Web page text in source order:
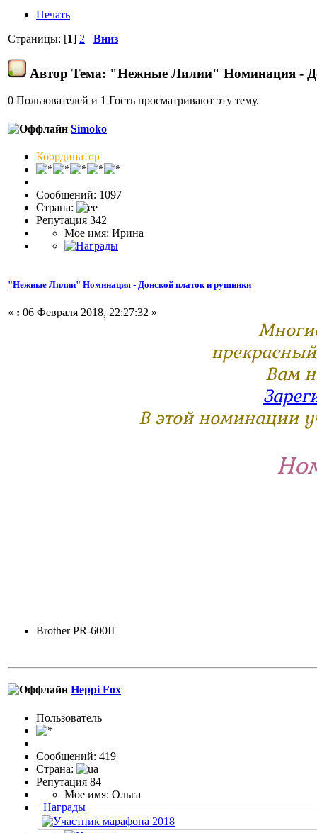
Печать
Страницы: [1] 2 Вниз
Автор Тема: "Нежные Лилии" Номинация -
0 Пользователей и 1 Гость просматривают эту тему.
Simoko
Координатор
Сообщений: 1097
Страна:
Репутация 342
Мое имя: Ирина
"Нежные Лилии" Номинация - Донской платок и рушники
« : 06 Февраля 2018, 22:27:32 »
Вам
В этой номинации
Brother PR-600II
Heppi Fox
Пользовaтeль
Сообщений: 419
Страна:
Репутация 84
Мое имя: Ольга
Награды